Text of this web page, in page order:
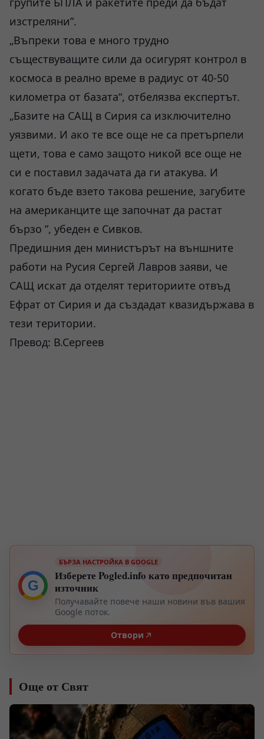
изстреляни”.
„Въпреки това е много трудно
съществуващите сили да осигурят контрол в
космоса в реално време в радиус от 40-50
километра от базата“, отбелязва експертът.
„Базите на САЩ в Сирия са изключително
уязвими. И ако те все още не са претърпели
щети, това е само защото никой все още не
си е поставил задачата да ги атакува. И
когато бъде взето такова решение, загубите
на американците ще започнат да растат
бързо ”, убеден е Сивков.
Предишния ден министърът на външните
работи на Русия Сергей Лавров заяви, че
САЩ искат да отделят териториите отвъд
Ефрат от Сирия и да създадат квазидържава в
тези територии.
Превод: В.Сергеев
G
БЪРЗА НАСТРОЙКА В GOOGLE
Изберете Pogled.info като предпочитан
източник
Получавайте повече наши новини във вашия
Google поток.
Отвори
Още от Свят